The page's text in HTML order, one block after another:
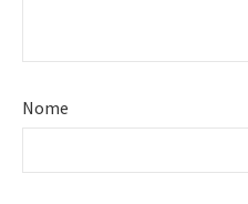
Nome